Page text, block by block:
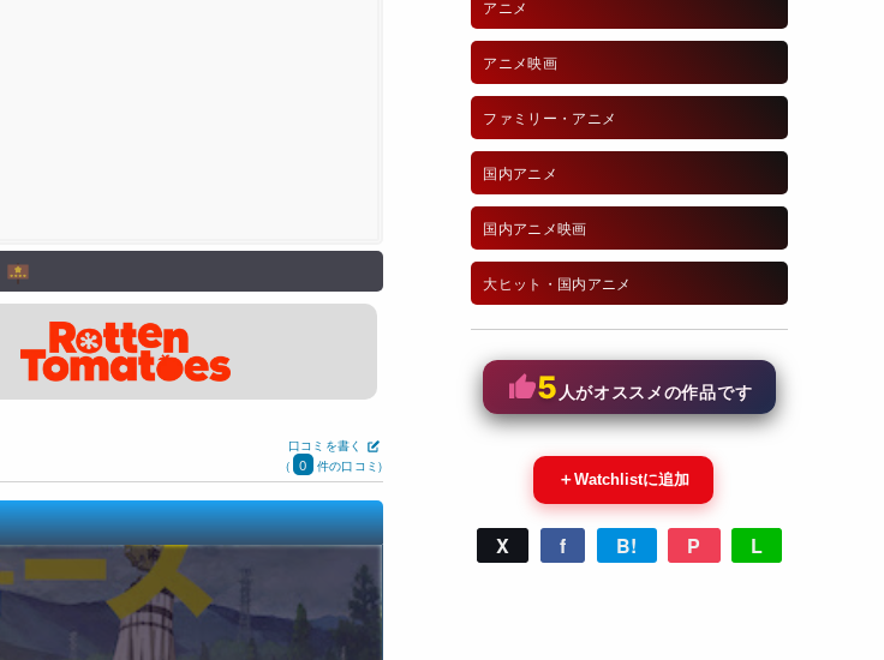
口コミを書く
(
0 件の口コミ)
アニメ
アニメ映画
ファミリー・アニメ
国内アニメ
国内アニメ映画
大ヒット・国内アニメ
5 人がオススメの作品です
＋Watchlistに追加
X f B! P L